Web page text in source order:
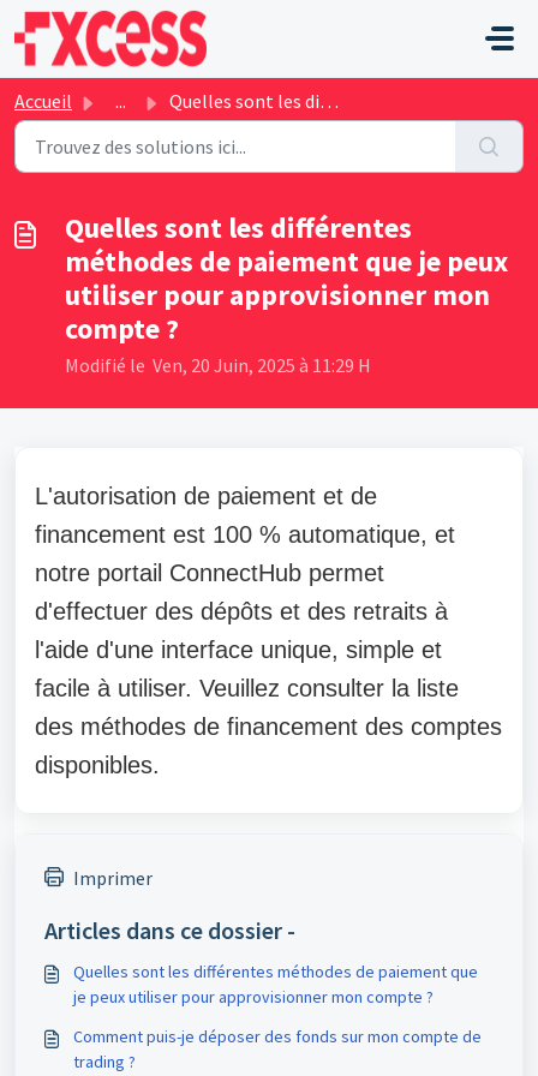
Passer au contenu principal
Accueil ... Quelles sont les différentes méthodes de paiement que je ...
Quelles sont les différentes
méthodes de paiement que je peux
utiliser pour approvisionner mon
compte ?
Modifié le Ven, 20 Juin, 2025 à 11:29 H
L'autorisation de paiement et de
financement est 100 % automatique, et
notre portail ConnectHub permet
d'effectuer des dépôts et des retraits à
l'aide d'une interface unique, simple et
facile à utiliser. Veuillez consulter la liste
des méthodes de financement des comptes
disponibles.
Imprimer
Articles dans ce dossier -
Quelles sont les différentes méthodes de paiement que
je peux utiliser pour approvisionner mon compte ?
Comment puis-je déposer des fonds sur mon compte de
trading ?